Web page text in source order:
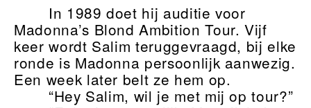
In 1989 doet hij auditie voor
Madonna’s Blond Ambition Tour. Vijf
keer wordt Salim teruggevraagd, bij elke
ronde is Madonna persoonlijk aanwezig.
Een week later belt ze hem op.
“Hey Salim, wil je met mij op tour?”